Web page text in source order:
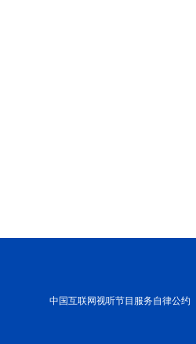
中国互联网视听节目服务自律公约